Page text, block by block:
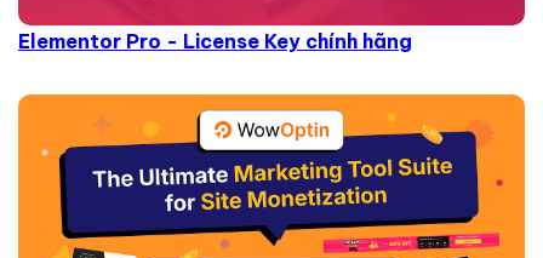
Elementor Pro - License Key chính hãng